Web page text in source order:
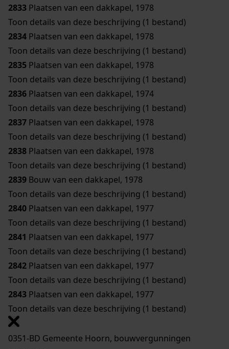
2833 Plaatsen van een dakkapel, 1978
Toon details van deze beschrijving (1 bestand)
2834 Plaatsen van een dakkapel, 1978
Toon details van deze beschrijving (1 bestand)
2835 Plaatsen van een dakkapel, 1978
Toon details van deze beschrijving (1 bestand)
2836 Plaatsen van een dakkapel, 1974
Toon details van deze beschrijving (1 bestand)
2837 Plaatsen van een dakkapel, 1978
Toon details van deze beschrijving (1 bestand)
2838 Plaatsen van een dakkapel, 1978
Toon details van deze beschrijving (1 bestand)
2839 Bouw van een dakkapel, 1978
Toon details van deze beschrijving (1 bestand)
2840 Plaatsen van een dakkapel, 1977
Toon details van deze beschrijving (1 bestand)
2841 Plaatsen van een dakkapel, 1977
Toon details van deze beschrijving (1 bestand)
2842 Plaatsen van een dakkapel, 1977
Toon details van deze beschrijving (1 bestand)
2843 Plaatsen van een dakkapel, 1977
Toon details van deze beschrijving (1 bestand)
0351-BD Gemeente Hoorn, bouwvergunningen